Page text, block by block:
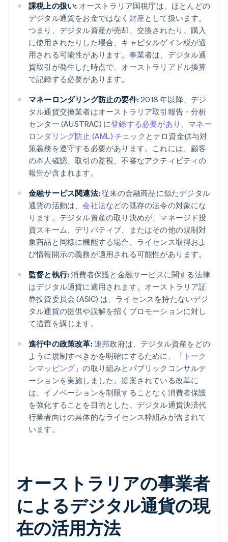
課税上の扱い: オーストラリア国税庁は、ほとんどの
デジタル通貨をお金ではなく 財産として扱います。
つまり、デジタル資産が売却、交換されたり、購入
に使用されたりした場合、キャピタルゲイン税が適
用される可能性があります。事業者は、デジタル通
貨取引が発生した時点で、オーストラリアドル換算
で記録する必要があります。
マネーロンダリング防止の要件: 2018 年以降、デジ
タル通貨交換業者はオーストラリア取引報告・分析
センター (AUSTRAC) に登録する必要があり 、 マネー
ロンダリング防止 (AML) チェック とテロ資金供与対
策義務を遵守する必要があります。これには、顧客
の本人確認、取引の監視、不審なアクティビティの
報告が含まれます。
金融サービス関連法: 従来の金融商品に似たデジタル
通貨の活動は、会社法などの既存の法令の対象にな
ります。デジタル資産の取り決めが、マネージド投
資スキーム、デリバティブ、またはその他の規制対
象商品と同様に機能する場合、ライセンス取得およ
び情報開示の義務が適用される可能性があります。
監督と執行: 消費者保護と金融サービスに関する法律
はデジタル通貨に適用されます。オーストラリア証
券投資委員会 (ASIC) は、ライセンスを持たないデジ
タル通貨の提供や誤解を招くプロモーションに対し
て措置を講じます。
進行中の政策改革: 連邦政府は、デジタル資産をどの
ように規制すべきかを明確にするために、「 トーク
ンマッピング 」の取り組みとパブリックコンサルテ
ーションを実施しました。提案されている改革に
は、イノベーションを制限することなく消費者保護
を強化することを目的とした、デジタル通貨決済代
行業者向けの具体的なライセンス枠組みが含まれて
います。
オーストラリアの事業者
によるデジタル通貨の現
在の活用方法